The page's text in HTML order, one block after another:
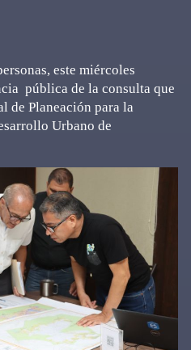
este miércoles
pública de la consulta que
de Planeación para la
Urbano de